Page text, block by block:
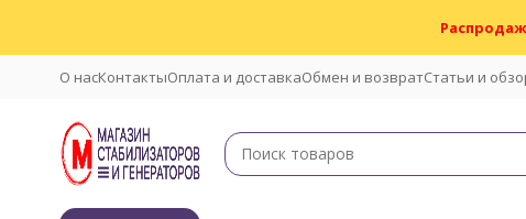
О насКонтактыОплата и доставкаОбмен и возвратСтатьи и